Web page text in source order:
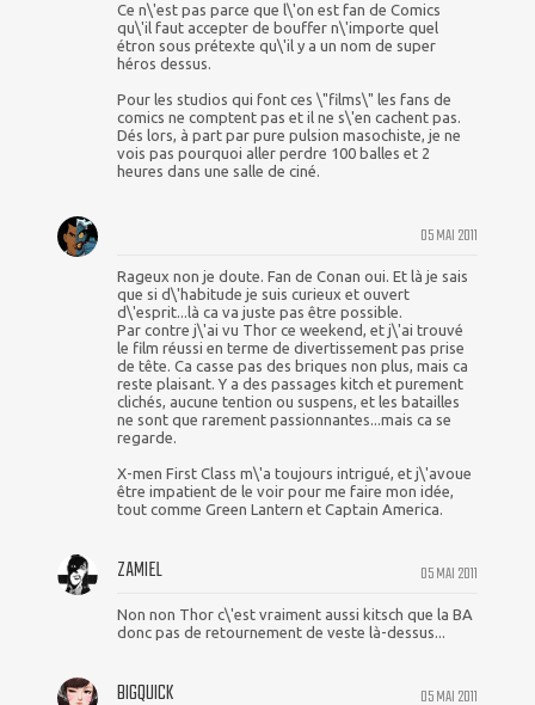
Ce n\'est pas parce que l\'on est fan de Comics
qu\'il faut accepter de bouffer n\'importe quel
étron sous prétexte qu\'il y a un nom de super
héros dessus.
Pour les studios qui font ces \"films\" les fans de
comics ne comptent pas et il ne s\'en cachent pas.
Dés lors, à part par pure pulsion masochiste, je ne
vois pas pourquoi aller perdre 100 balles et 2
heures dans une salle de ciné.
05 MAI 2011
Rageux non je doute. Fan de Conan oui. Et là je sais
que si d\'habitude je suis curieux et ouvert
d\'esprit...là ca va juste pas être possible.
Par contre j\'ai vu Thor ce weekend, et j\'ai trouvé
le film réussi en terme de divertissement pas prise
de tête. Ca casse pas des briques non plus, mais ca
reste plaisant. Y a des passages kitch et purement
clichés, aucune tention ou suspens, et les batailles
ne sont que rarement passionnantes...mais ca se
regarde.
X-men First Class m\'a toujours intrigué, et j\'avoue
être impatient de le voir pour me faire mon idée,
tout comme Green Lantern et Captain America.
05 MAI 2011
ZAMIEL
Non non Thor c\'est vraiment aussi kitsch que la BA
donc pas de retournement de veste là-dessus...
05 MAI 2011
BIGQUICK